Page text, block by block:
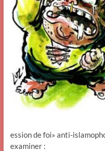
ession de foi» anti-
examiner :